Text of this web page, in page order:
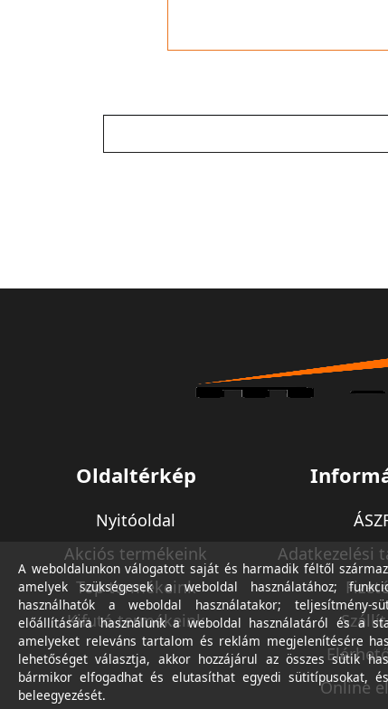
Oldaltérkép
Nyitóoldal
Akciós termékeink
Top termékeink
Kifutó termékeink
Adatkezelési
Online
A weboldalunkon válogatott saját és harmadik féltől
amelyek szükségesek a weboldal használatához;
használhatók a weboldal használatakor; teljesítmény-
előállítására használunk a weboldal használatáról és a
amelyeket releváns tartalom és reklám megjelenítésére
lehetőséget választja, akkor hozzájárul az összes sütik
bármikor elfogadhat és elutasíthat egyedi sütitípusokat,
beleegyezését.